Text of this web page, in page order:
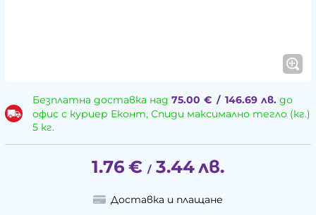
Безплатна доставка над 75.00 € / 146.69 лв.до
офис с куриер Еконт, Спиди максимално тегло (кг.)
5 кг.
1.76 € / 3.44лв.
Доставка и плащане